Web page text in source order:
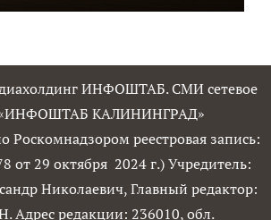
ИНФОШТАБ. СМИ сетевое
«ИНФОШТАБ КАЛИНИНГРАД»
Роскомнадзором реестровая запись:
29 октября 2024 г.) Учредитель:
Николаевич, Главный редактор:
Адрес редакции: 236010, обл.